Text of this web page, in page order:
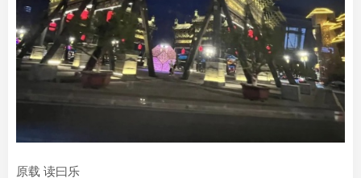
原载 读曰乐